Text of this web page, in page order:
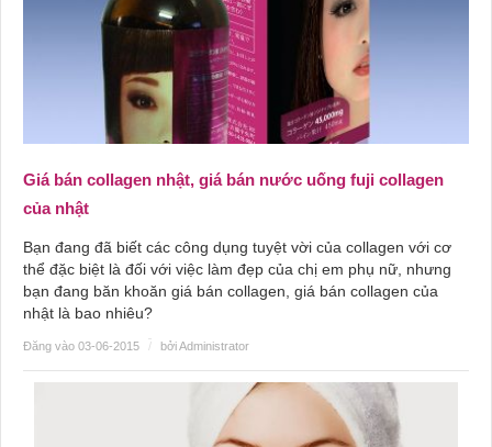
Giá bán collagen nhật, giá bán nước uống fuji collagen
của nhật
Bạn đang đã biết các công dụng tuyệt vời của collagen với cơ
thể đặc biệt là đối với việc làm đẹp của chị em phụ nữ, nhưng
bạn đang băn khoăn giá bán collagen, giá bán collagen của
nhật là bao nhiêu?
Đăng vào 03-06-2015 / bởi Administrator